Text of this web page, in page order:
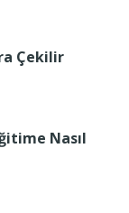
Çekilir
Nasıl